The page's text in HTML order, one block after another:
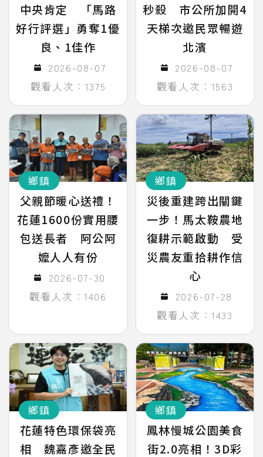
中央肯定 「馬路
好行評選」勇奪1優
良、1佳作
2026-08-07
觀看人次：1375
秒殺 市公所加開4
天梯次邀民眾暢遊
北濱
2026-08-07
觀看人次：1563
鄉鎮
父親節暖心送禮！
花蓮1600份實用腰
包送長者 阿公阿
嬤人人有份
2026-07-30
觀看人次：1406
鄉鎮
災後重建跨出關鍵
一步！馬太鞍農地
復耕示範啟動 受
災農友重拾耕作信
心
2026-07-28
觀看人次：1433
鄉鎮
花蓮特色環保袋亮
相 魏嘉彥邀全民
鄉鎮
鳳林慢城公園美食
街2.0亮相！3D彩